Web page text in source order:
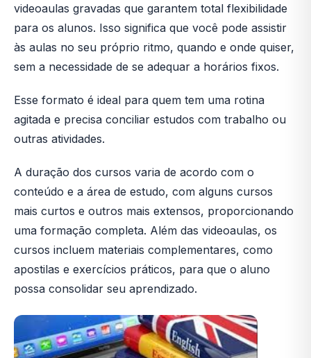
videoaulas gravadas que garantem total flexibilidade
para os alunos. Isso significa que você pode assistir
às aulas no seu próprio ritmo, quando e onde quiser,
sem a necessidade de se adequar a horários fixos.
Esse formato é ideal para quem tem uma rotina
agitada e precisa conciliar estudos com trabalho ou
outras atividades.
A duração dos cursos varia de acordo com o
conteúdo e a área de estudo, com alguns cursos
mais curtos e outros mais extensos, proporcionando
uma formação completa. Além das videoaulas, os
cursos incluem materiais complementares, como
apostilas e exercícios práticos, para que o aluno
possa consolidar seu aprendizado.